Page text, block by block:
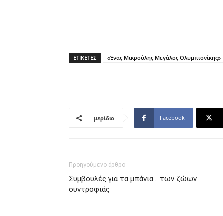
ΕΤΙΚΕΤΕΣ «Ένας Μικρούλης Μεγάλος Ολυμπιονίκης»
μερίδιο Facebook
Προηγούμενο άρθρο
Συμβουλές για τα μπάνια… των ζώων
συντροφιάς